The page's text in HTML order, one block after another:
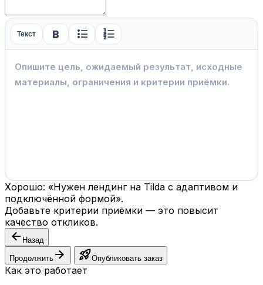
Текст format_bold format_list_bulleted format_list_numbered
Хорошо: «Нужен лендинг на Tilda с адаптивом и
подключённой формой».
Добавьте критерии приёмки — это повысит
качество откликов.
arrow_back Назад
Продолжить arrow_forward rocket_launchОпубликовать заказ
Как это работает